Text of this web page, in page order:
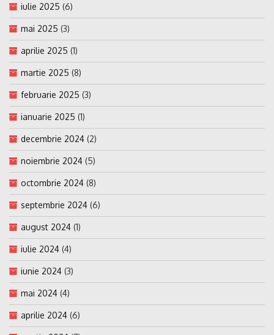
iulie 2025 (6)
mai 2025 (3)
aprilie 2025 (1)
martie 2025 (8)
februarie 2025 (3)
ianuarie 2025 (1)
decembrie 2024 (2)
noiembrie 2024 (5)
octombrie 2024 (8)
septembrie 2024 (6)
august 2024 (1)
iulie 2024 (4)
iunie 2024 (3)
mai 2024 (4)
aprilie 2024 (6)